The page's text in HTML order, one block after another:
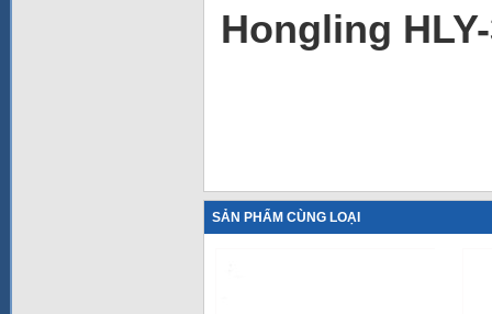
Hongling
SẢN PHẨM CÙNG LOẠI